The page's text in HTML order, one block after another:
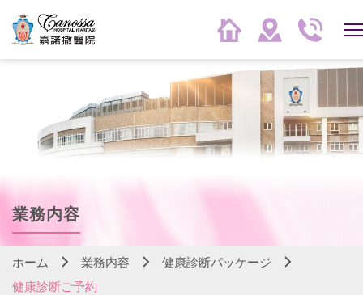
業務内容
ホーム 業務内容
健康診断パッケージ
健康診断ご予約